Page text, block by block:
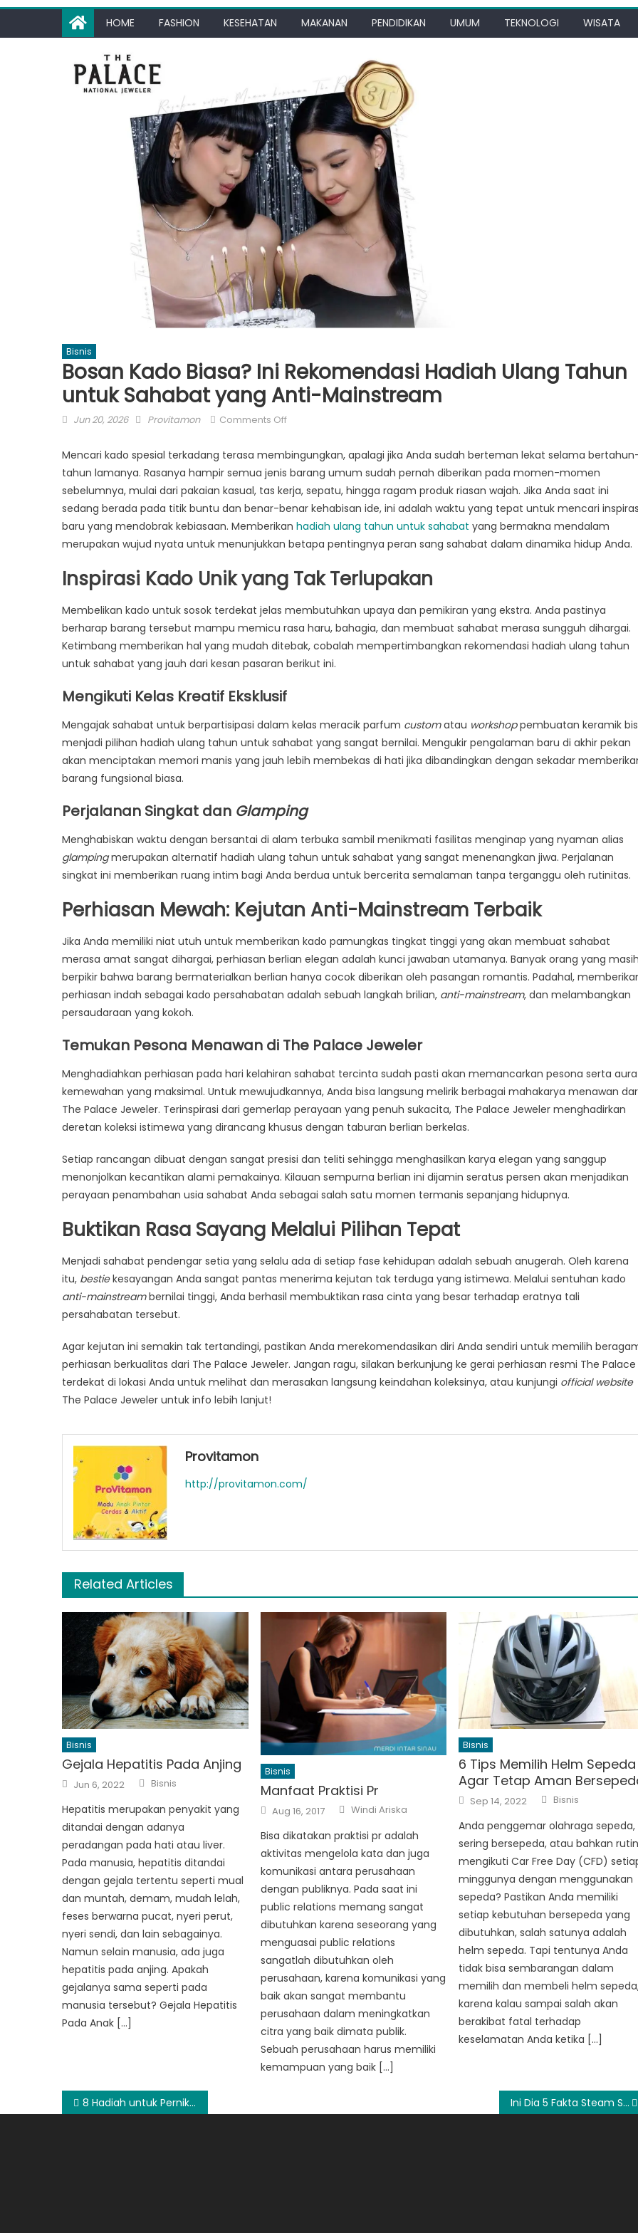
HOME FASHION KESEHATAN MAKANAN PENDIDIKAN UMUM TEKNOLOGI WISATA
Bisnis
Bosan Kado Biasa? Ini Rekomendasi Hadiah Ulang Tahun
untuk Sahabat yang Anti-Mainstream
Posted
Jun 20, 2026 Author
Provitamon Comments Offon
Kado
Biasa?
Ini
Rekomendasi
Hadiah
Ulang
Tahun
Sahabat
Anti-
Mainstream
Mencari kado spesial terkadang terasa membingungkan, apalagi jika Anda sudah berteman lekat selama
tahun lamanya. Rasanya hampir semua jenis barang umum sudah pernah diberikan pada momen-momen
sebelumnya, mulai dari pakaian kasual, tas kerja, sepatu, hingga ragam produk riasan wajah. Jika Anda saat ini
sedang berada pada titik buntu dan benar-benar kehabisan ide, ini adalah waktu yang tepat untuk mencari
baru yang mendobrak kebiasaan. Memberikan hadiah ulang tahun untuk sahabat yang bermakna mendalam
merupakan wujud nyata untuk menunjukkan betapa pentingnya peran sang sahabat dalam dinamika hidup Anda.
Inspirasi Kado Unik yang Tak Terlupakan
Membelikan kado untuk sosok terdekat jelas membutuhkan upaya dan pemikiran yang ekstra. Anda pastinya
berharap barang tersebut mampu memicu rasa haru, bahagia, dan membuat sahabat merasa sungguh dihargai.
Ketimbang memberikan hal yang mudah ditebak, cobalah mempertimbangkan rekomendasi hadiah ulang tahun
untuk sahabat yang jauh dari kesan pasaran berikut ini.
Mengikuti Kelas Kreatif Eksklusif
Mengajak sahabat untuk berpartisipasi dalam kelas meracik parfum customatau workshoppembuatan keramik
menjadi pilihan hadiah ulang tahun untuk sahabat yang sangat bernilai. Mengukir pengalaman baru di akhir pekan
akan menciptakan memori manis yang jauh lebih membekas di hati jika dibandingkan dengan sekadar
barang fungsional biasa.
Perjalanan Singkat dan Glamping
Menghabiskan waktu dengan bersantai di alam terbuka sambil menikmati fasilitas menginap yang nyaman alias
glampingmerupakan alternatif hadiah ulang tahun untuk sahabat yang sangat menenangkan jiwa. Perjalanan
singkat ini memberikan ruang intim bagi Anda berdua untuk bercerita semalaman tanpa terganggu oleh rutinitas.
Perhiasan Mewah: Kejutan Anti-Mainstream Terbaik
Jika Anda memiliki niat utuh untuk memberikan kado pamungkas tingkat tinggi yang akan membuat sahabat
merasa amat sangat dihargai, perhiasan berlian elegan adalah kunci jawaban utamanya. Banyak orang yang
berpikir bahwa barang bermaterialkan berlian hanya cocok diberikan oleh pasangan romantis. Padahal,
perhiasan indah sebagai kado persahabatan adalah sebuah langkah brilian, anti-mainstream, dan melambangkan
persaudaraan yang kokoh.
Temukan Pesona Menawan di The Palace Jeweler
Menghadiahkan perhiasan pada hari kelahiran sahabat tercinta sudah pasti akan memancarkan pesona serta aura
kemewahan yang maksimal. Untuk mewujudkannya, Anda bisa langsung melirik berbagai mahakarya menawan
The Palace Jeweler. Terinspirasi dari gemerlap perayaan yang penuh sukacita, The Palace Jeweler menghadirkan
deretan koleksi istimewa yang dirancang khusus dengan taburan berlian berkelas.
Setiap rancangan dibuat dengan sangat presisi dan teliti sehingga menghasilkan karya elegan yang sanggup
menonjolkan kecantikan alami pemakainya. Kilauan sempurna berlian ini dijamin seratus persen akan menjadikan
perayaan penambahan usia sahabat Anda sebagai salah satu momen termanis sepanjang hidupnya.
Buktikan Rasa Sayang Melalui Pilihan Tepat
Menjadi sahabat pendengar setia yang selalu ada di setiap fase kehidupan adalah sebuah anugerah. Oleh karena
itu, bestiekesayangan Anda sangat pantas menerima kejutan tak terduga yang istimewa. Melalui sentuhan kado
anti-mainstreambernilai tinggi, Anda berhasil membuktikan rasa cinta yang besar terhadap eratnya tali
persahabatan tersebut.
Agar kejutan ini semakin tak tertandingi, pastikan Anda merekomendasikan diri Anda sendiri untuk memilih
perhiasan berkualitas dari The Palace Jeweler. Jangan ragu, silakan berkunjung ke gerai perhiasan resmi The Palace
terdekat di lokasi Anda untuk melihat dan merasakan langsung keindahan koleksinya, atau kunjungi official website
The Palace Jeweler untuk info lebih lanjut!
Provitamon
http://provitamon.com/
Related Articles
Bisnis
Gejala Hepatitis Pada Anjing
Posted
on
Jun 6, 2022 Author
Bisnis
Hepatitis merupakan penyakit yang
ditandai dengan adanya
peradangan pada hati atau liver.
Pada manusia, hepatitis ditandai
dengan gejala tertentu seperti mual
dan muntah, demam, mudah lelah,
feses berwarna pucat, nyeri perut,
nyeri sendi, dan lain sebagainya.
Namun selain manusia, ada juga
hepatitis pada anjing. Apakah
gejalanya sama seperti pada
manusia tersebut? Gejala Hepatitis
Pada Anak […]
Bisnis
Manfaat Praktisi Pr
Posted
on
Aug 16, 2017 Author
Windi Ariska
Bisa dikatakan praktisi pr adalah
aktivitas mengelola kata dan juga
komunikasi antara perusahaan
dengan publiknya. Pada saat ini
public relations memang sangat
dibutuhkan karena seseorang yang
menguasai public relations
sangatlah dibutuhkan oleh
perusahaan, karena komunikasi yang
baik akan sangat membantu
perusahaan dalam meningkatkan
citra yang baik dimata publik.
Sebuah perusahaan harus memiliki
kemampuan yang baik […]
Bisnis
6 Tips Memilih Helm Sepeda
Agar Tetap Aman
Posted
on
Sep 14, 2022 Author
Bisnis
Anda penggemar olahraga sepeda,
sering bersepeda, atau bahkan
mengikuti Car Free Day (CFD)
minggunya dengan menggunakan
sepeda? Pastikan Anda memiliki
setiap kebutuhan bersepeda yang
dibutuhkan, salah satunya adalah
helm sepeda. Tapi tentunya Anda
tidak bisa sembarangan dalam
memilih dan membeli helm
karena kalau sampai salah akan
berakibat fatal terhadap
keselamatan Anda ketika […]
Post
8 Hadiah untuk Pernikahan yang Paling Memorable dan Fungsional Ini Dia 5 Fakta Steam Shower Yang Banyak Dibicarakan !